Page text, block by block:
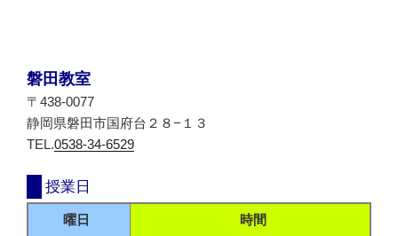
磐田教室
〒438-0077
静岡県磐田市国府台２８−１３
TEL.0538-34-6529
授業日
曜日 時間